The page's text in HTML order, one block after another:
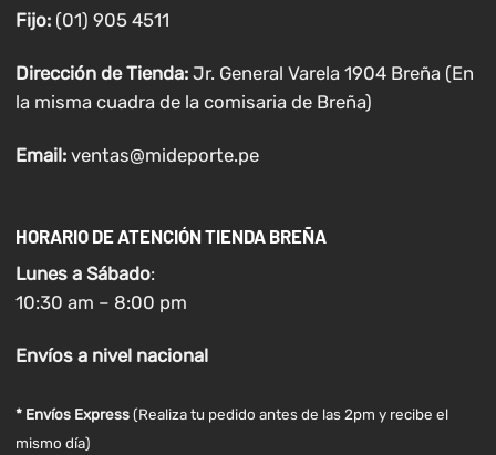
Fijo:(01) 905 4511
Dirección de Tienda: Jr. General Varela 1904 Breña (En
la misma cuadra de la comisaria de Breña)
Email: ventas@mideporte.pe
HORARIO DE ATENCIÓN TIENDA BREÑA
Lunes a Sábado:
10:30 am – 8:00 pm
Envíosa nivel nacional
* Envíos Express(Realiza tu pedido antes de las 2pm y recibe el
mismo día)